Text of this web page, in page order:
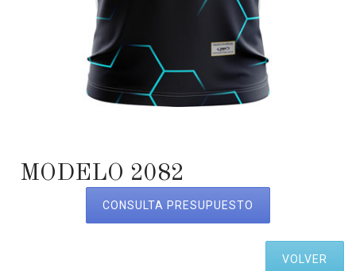
MODELO 2082
CONSULTA PRESUPUESTO
VOLVER